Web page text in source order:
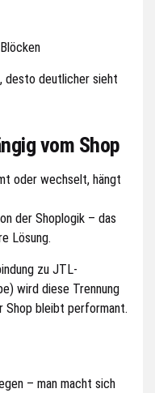
desto deutlicher sieht
vom Shop
oder wechselt, hängt
der Shoplogik – das
Lösung.
zu JTL-
wird diese Trennung
Shop bleibt performant.
– man macht sich